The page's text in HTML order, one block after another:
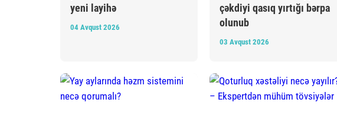
yeni layihə
04 Avqust 2026
çəkdiyi qasıq yırtığı bərpa
olunub
03 Avqust 2026